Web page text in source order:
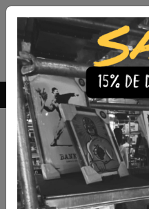
Envío Gratis a todo Chile